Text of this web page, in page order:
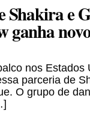
Shakira e
ganha
nos Estados
parceria de
O grupo de